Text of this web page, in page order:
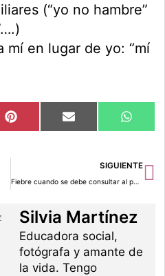
(“yo no hambre”
mí en lugar de yo: “mí
Compartir
en
Pinterest Compartir
en
Email
en
SIGUIENTE
Fiebre cuando se debe consultar al pediatra
Silvia Martínez
Educadora social,
fotógrafa y amante de
la vida. Tengo